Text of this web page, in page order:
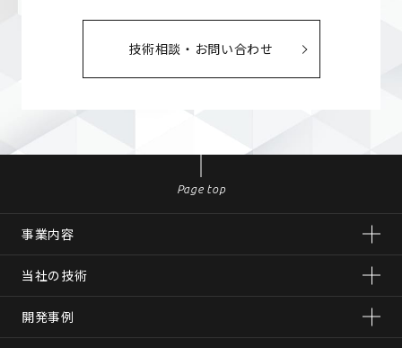
技術相談・お問い合わせ
Page top
事業内容
当社の技術
開発事例